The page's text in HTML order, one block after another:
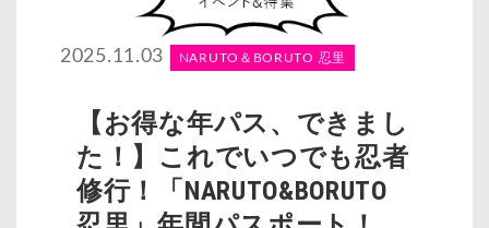
2025.11.03 NARUTO＆BORUTO 忍里
【お得な年パス、できまし
た！】これでいつでも忍者
修行！「NARUTO&BORUTO